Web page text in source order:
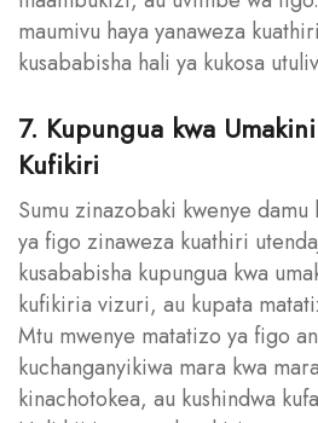
maumivu haya yanaweza
kusababisha hali ya kukosa
7. Kupungua kwa
Kufikiri
Sumu zinazobaki kwenye damu
ya figo zinaweza kuathiri
kusababisha kupungua kwa
kufikiria vizuri, au kupata
Mtu mwenye matatizo ya figo
kuchanganyikiwa mara kwa
kinachotokea, au kushindwa